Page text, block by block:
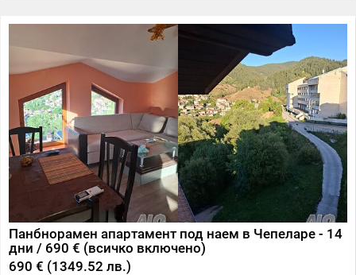
Панбнорамен апартамент под наем в Чепеларе - 14
дни / 690 € (всичко включено)
690 € (1349.52 лв.)